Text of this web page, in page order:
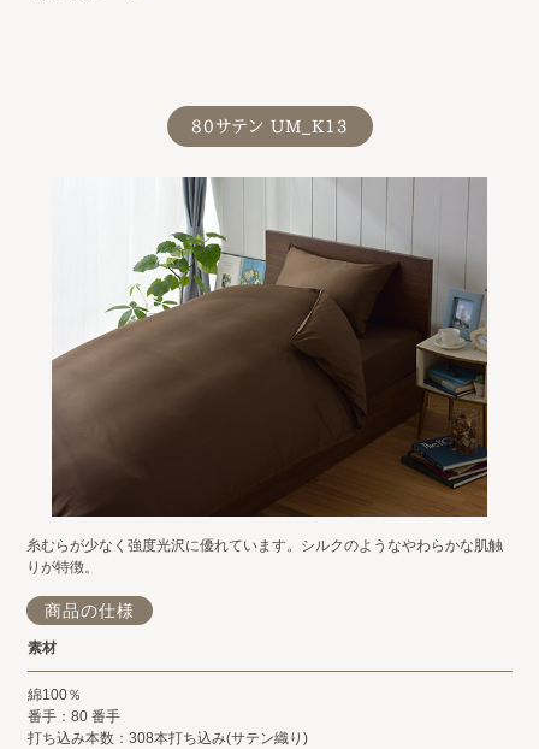
80サテン UM_K13
糸むらが少なく強度光沢に優れています。シルクのようなやわらかな肌触
りが特徴。
商品の仕様
素材
綿100％
番手：80 番手
打ち込み本数：308本打ち込み(サテン織り)